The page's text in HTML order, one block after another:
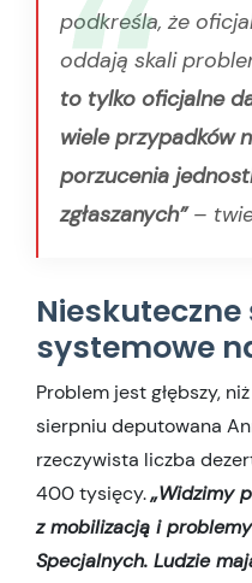
podkreśla, że
oddają skali
to tylko oficjalne
wiele przypadków
porzucenia
zgłaszanych”–
Nieskuteczne
systemowe
Problem jest głębszy,
sierpniu deputowana
rzeczywista liczba
400 tysięcy.„Widzimy
z mobilizacją i
Specjalnych. Ludzie